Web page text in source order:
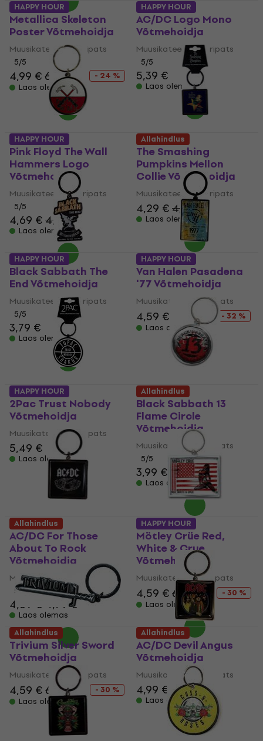
Metallica Skeleton
Poster Võtmehoidja
Muusikateemaline ripats
5/5
4,99 €6,59 €
- 24 %
Laos olemas
AC/DC Logo Mono
Võtmehoidja
Muusikateemaline ripats
5/5
5,39 €
Laos olemas
HAPPY HOUR
Pink Floyd The Wall
Hammers Logo
Võtmehoidja
Muusikateemaline ripats
5/5
4,69 €4,89 €
Laos olemas
HAPPY HOUR
The Smashing
Pumpkins Mellon
Collie Võtmehoidja
Muusikateemaline ripats
4,29 €4,39 €
Laos olemas
HAPPY HOUR
Black Sabbath The
End Võtmehoidja
Muusikateemaline ripats
5/5
3,79 €
Laos olemas
Allahindlus
Van Halen Pasadena
'77 Võtmehoidja
Muusikateemaline ripats
4,59 € 6,79 €
- 32 %
Laos olemas
HAPPY HOUR
2Pac Trust Nobody
Võtmehoidja
Muusikateemaline ripats
5,49 €
Laos olemas
HAPPY HOUR
Black Sabbath 13
Flame Circle
Võtmehoidja
Muusikateemaline ripats
5/5
3,99 € 4,29 €
Laos olemas
HAPPY HOUR
AC/DC For Those
About To Rock
Võtmehoidja
Muusikateemaline ripats
5/5
4,69 € 4,79 €
Laos olemas
Allahindlus
Mötley Crüe Red,
White & Crue
Võtmehoidja
Muusikateemaline ripats
4,59 €6,59 €
- 30 %
Laos olemas
Allahindlus
Trivium Silver Sword
Võtmehoidja
Muusikateemaline ripats
4,59 €6,59 €
- 30 %
Laos olemas
HAPPY HOUR
AC/DC Devil Angus
Võtmehoidja
Muusikateemaline ripats
4,99 € 5,69 €
Laos olemas
Allahindlus Allahindlus